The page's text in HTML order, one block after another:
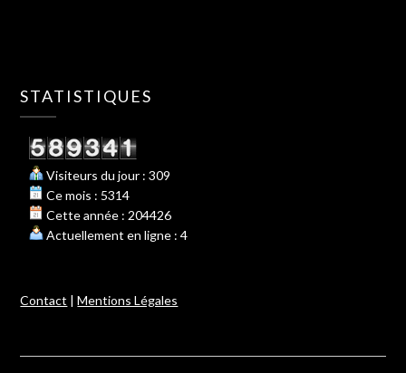
STATISTIQUES
Visiteurs du jour : 309
Ce mois : 5314
Cette année : 204426
Actuellement en ligne : 4
Contact |Mentions Légales